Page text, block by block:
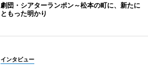
劇団・シアターランポン～松本の町に、新たに
ともった明かり
インタビュー